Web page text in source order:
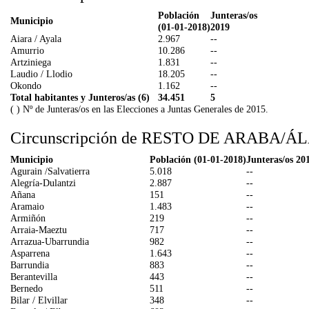
Municipio
Población
(01-01-2018)
Junteras/os
2019
Aiara / Ayala
2.967
--
Amurrio
10.286
--
Artziniega
1.831
--
Laudio / Llodio
18.205
--
Okondo
1.162
--
Total habitantes y Junteros/as (6) 34.451
5
( ) Nº de Junteras/os en las Elecciones a Juntas Generales de 2015.
Circunscripción de RESTO DE ARABA/
Municipio Población (01-01-2018)Junteras/os
Agurain /Salvatierra
5.018
--
Alegría-Dulantzi
2.887
--
Añana
151
--
Aramaio
1.483
--
Armiñón
219
--
Arraia-Maeztu
717
--
Arrazua-Ubarrundia
982
--
Asparrena
1.643
--
Barrundia
883
--
Berantevilla
443
--
Bernedo
511
--
Bilar / Elvillar
348
--